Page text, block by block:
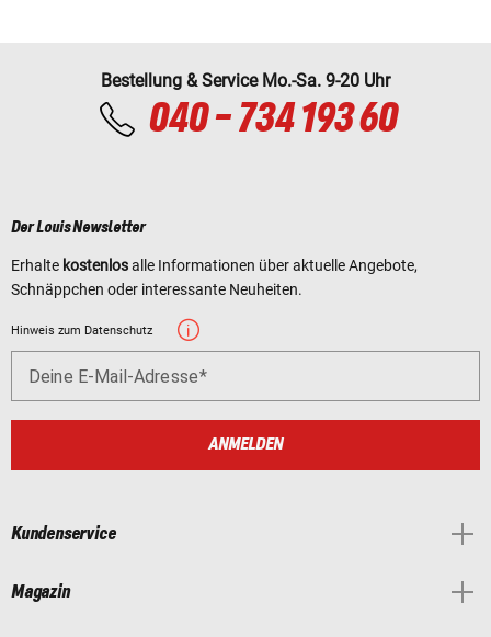
Bestellung & Service Mo.-Sa. 9-20 Uhr
040 - 734 193 60
Der Louis Newsletter
Erhalte kostenlosalle Informationen über aktuelle Angebote,
Schnäppchen oder interessante Neuheiten.
Hinweis zum Datenschutz
Deine E-Mail-Adresse
ANMELDEN
Kundenservice
Magazin